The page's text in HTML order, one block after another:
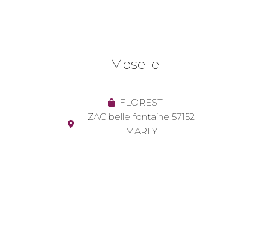
Moselle
FLOREST
ZAC belle fontaine 57152
MARLY